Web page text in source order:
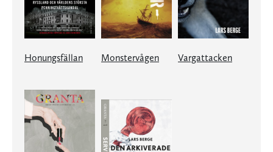
Honungsfällan Monstervågen Vargattacken